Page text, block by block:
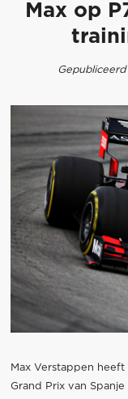
Max op
Max Verstappen
Grand Prix van